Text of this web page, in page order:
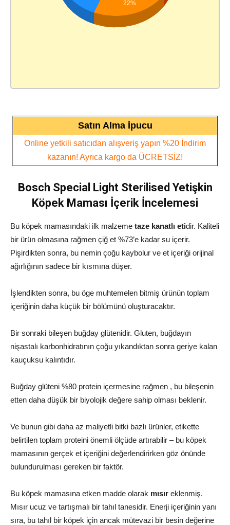
22%
Satın Alma İpucu
Online yetkili satıcıdan alışveriş yapın %20 İndirim
kazanın! Ayrıca kargo da ÜCRETSİZ!
Bosch Special Light Sterilised Yetişkin
Köpek Maması İçerik İncelemesi
Bu köpek mamasındaki ilk malzeme taze kanatlı etidir. Kaliteli
bir ürün olmasına rağmen çiğ et %73’e kadar su içerir.
Pişirdikten sonra, bu nemin çoğu kaybolur ve et içeriği orijinal
ağırlığının sadece bir kısmına düşer.
İşlendikten sonra, bu öge muhtemelen bitmiş ürünün toplam
içeriğinin daha küçük bir bölümünü oluşturacaktır.
Bir sonraki bileşen buğday glütenidir. Gluten, buğdayın
nişastalı karbonhidratının çoğu yıkandıktan sonra geriye kalan
kauçuksu kalıntıdır.
Buğday glüteni %80 protein içermesine rağmen , bu bileşenin
etten daha düşük bir biyolojik değere sahip olması beklenir.
Ve bunun gibi daha az maliyetli bitki bazlı ürünler, etikette
belirtilen toplam proteini önemli ölçüde artırabilir – bu köpek
mamasının gerçek et içeriğini değerlendirirken göz önünde
bulundurulması gereken bir faktör.
Bu köpek mamasına etken madde olarak mısır eklenmiş.
Mısır ucuz ve tartışmalı bir tahıl tanesidir. Enerji içeriğinin yanı
sıra, bu tahıl bir köpek için ancak mütevazi bir besin değerine